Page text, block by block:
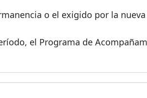
o el exigido por la nueva
el Programa de